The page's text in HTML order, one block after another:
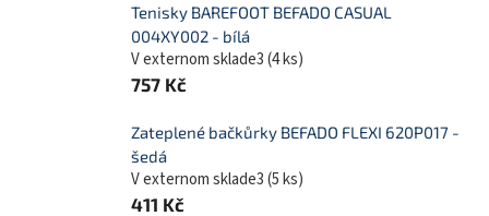
Tenisky BAREFOOT BEFADO CASUAL
004XY002 - bílá
V externom sklade3(4 ks)
757 Kč
Zateplené bačkůrky BEFADO FLEXI 620P017 -
šedá
V externom sklade3(5 ks)
411 Kč